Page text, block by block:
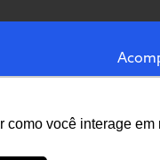
você interage